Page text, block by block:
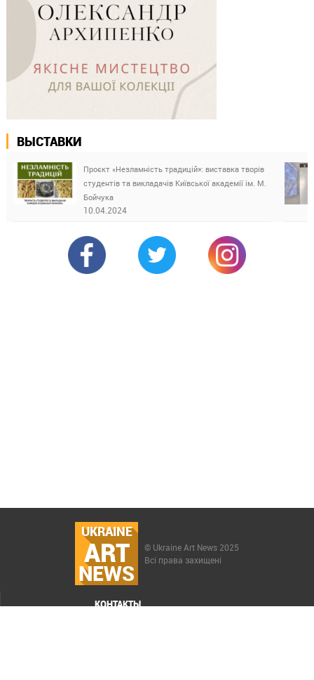
ВЫСТАВКИ
Проєкт «Незламність традицій»: виставка творів
студентів та викладачів Київської академії ім. М.
Бойчука
10.04.2024
UKRAINE
ART
NEWS
© Ukraine Art News 2025
Всі права захищені
КОНТАКТЫ